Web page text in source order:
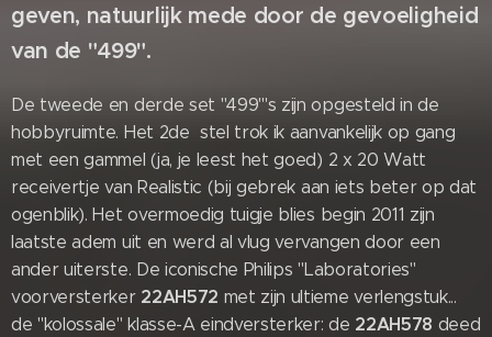
geven, natuurlijk mede door de gevoeligheid
van de "499".
De tweede en derde set "499"'s zijn opgesteld in de
hobbyruimte. Het 2de stel trok ik aanvankelijk op gang
met een gammel (ja, je leest het goed) 2 x 20 Watt
receivertje van Realistic (bij gebrek aan iets beter op dat
ogenblik). Het overmoedig tuigje blies begin 2011 zijn
laatste adem uit en werd al vlug vervangen door een
ander uiterste. De iconische Philips "Laboratories"
voorversterker 22AH572 met zijn ultieme verlengstuk...
de "kolossale" klasse-A eindversterker: de 22AH578 deed